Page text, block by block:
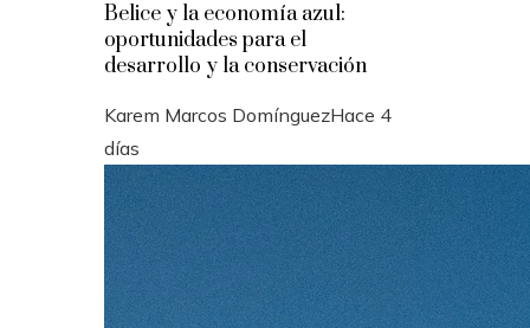
Belice y la economía azul:
oportunidades para el
desarrollo y la conservación
Karem Marcos DomínguezHace 4
días